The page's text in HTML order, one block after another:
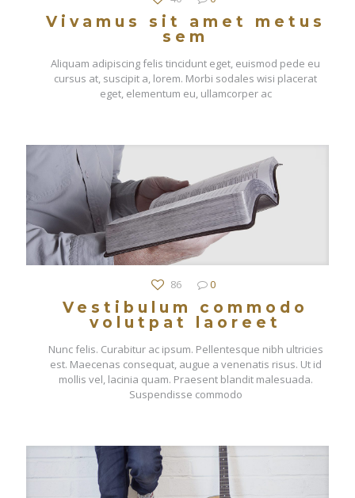
Vivamus sit amet metus
sem
Aliquam adipiscing felis tincidunt eget, euismod pede eu
cursus at, suscipit a, lorem. Morbi sodales wisi placerat
eget, elementum eu, ullamcorper ac
86 0
Vestibulum commodo
volutpat laoreet
Nunc felis. Curabitur ac ipsum. Pellentesque nibh ultricies
est. Maecenas consequat, augue a venenatis risus. Ut id
mollis vel, lacinia quam. Praesent blandit malesuada.
Suspendisse commodo